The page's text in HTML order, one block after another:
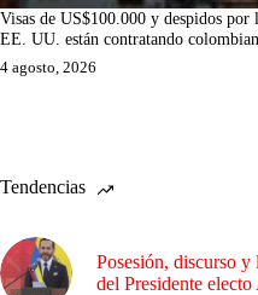
Visas de US$100.000 y despidos
EE. UU. están contratando
4 agosto, 2026
Tendencias
Posesión, discurso y
del Presidente